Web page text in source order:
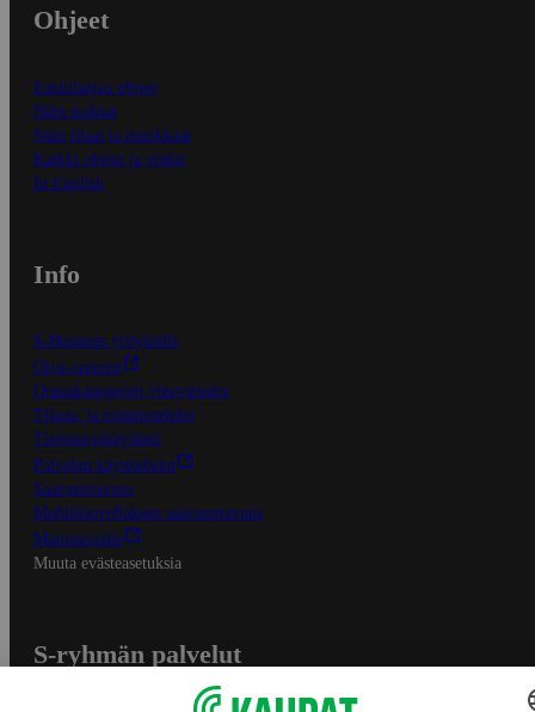
Ohjeet
Ensitilaajan ohjeet
Näin maksat
Näin tilaat ja muokkaat
Kaikki ohjeet ja vinkit
In English
Info
S-Business yrityksille
Oiva-raportit
Osuuskauppojen yhteystiedot
Tilaus- ja toimitusehdot
Tietosuojakäytäntö
Palvelun käyttöehdot
Saavutettavuus
Mobiilisovelluksen saavutettavuus
Mainostajalle
Muuta evästeasetuksia
S-ryhmän palvelut